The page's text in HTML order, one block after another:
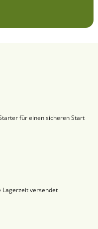
für einen sicheren Start
Lagerzeit versendet